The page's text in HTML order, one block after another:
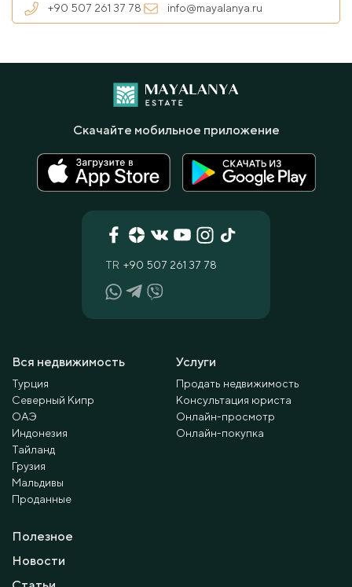
+90 507 261 37 78 info@mayalanya.ru
Вся недвижимость
Турция
Северный Кипр
ОАЭ
Индонезия
Тайланд
Грузия
Мальдивы
Проданные
Услуги
Продать недвижимость
Консультация юриста
Онлайн-просмотр
Онлайн-покупка
Полезное
Новости
TR +90 507 261 37 78
Скачайте мобильное приложение